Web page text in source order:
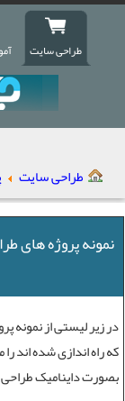
طراحی سایت
طراحی سایت
نمونه پروژه های
در زیر لیستی ازنمونه
که راه اندازی شده اند
بصورت داینامیک طراحی